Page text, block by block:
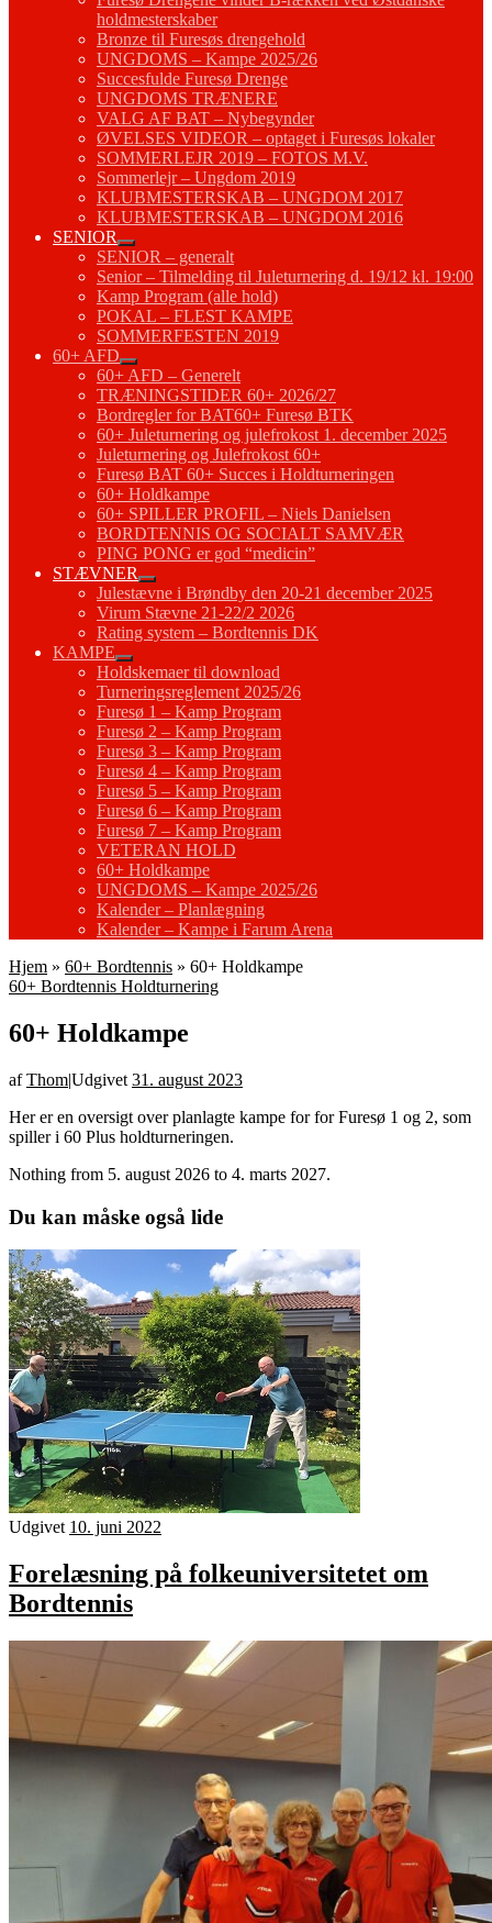
holdmesterskaber
Bronze til Furesøs drengehold
UNGDOMS – Kampe 2025/26
Succesfulde Furesø Drenge
UNGDOMS TRÆNERE
VALG AF BAT – Nybegynder
ØVELSES VIDEOR – optaget i Furesøs lokaler
SOMMERLEJR 2019 – FOTOS M.V.
Sommerlejr – Ungdom 2019
KLUBMESTERSKAB – UNGDOM 2017
KLUBMESTERSKAB – UNGDOM 2016
SENIOR
SENIOR – generalt
Senior – Tilmelding til Juleturnering d. 19/12 kl. 19:00
Kamp Program (alle hold)
POKAL – FLEST KAMPE
SOMMERFESTEN 2019
60+ AFD
60+ AFD – Generelt
TRÆNINGSTIDER 60+ 2026/27
Bordregler for BAT60+ Furesø BTK
60+ Juleturnering og julefrokost 1. december 2025
Juleturnering og Julefrokost 60+
Furesø BAT 60+ Succes i Holdturneringen
60+ Holdkampe
60+ SPILLER PROFIL – Niels Danielsen
BORDTENNIS OG SOCIALT SAMVÆR
PING PONG er god “medicin”
STÆVNER
Julestævne i Brøndby den 20-21 december 2025
Virum Stævne 21-22/2 2026
Rating system – Bordtennis DK
KAMPE
Holdskemaer til download
Turneringsreglement 2025/26
Furesø 1 – Kamp Program
Furesø 2 – Kamp Program
Furesø 3 – Kamp Program
Furesø 4 – Kamp Program
Furesø 5 – Kamp Program
Furesø 6 – Kamp Program
Furesø 7 – Kamp Program
VETERAN HOLD
60+ Holdkampe
UNGDOMS – Kampe 2025/26
Kalender – Planlægning
Kalender – Kampe i Farum Arena
Hjem » 60+ Bordtennis » 60+ Holdkampe
60+ Bordtennis Holdturnering
60+ Holdkampe
afThom|Udgivet 31. august 2023
Her er en oversigt over planlagte kampe for for Furesø 1 og 2, som
spiller i 60 Plus holdturneringen.
Nothing from 5. august 2026 to 4. marts 2027.
Du kan måske også lide
Udgivet 10. juni 2022
Forelæsning på folkeuniversitetet om
Bordtennis